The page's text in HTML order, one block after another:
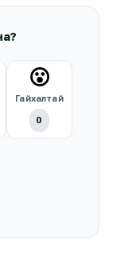
😮
Гайхалтай
0